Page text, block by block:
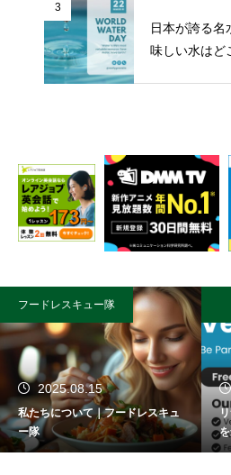
3
日本が誇る名
味しい水はど
フードレスキュー隊
2025.08.15
私たちについて｜フードレスキュ
ー隊